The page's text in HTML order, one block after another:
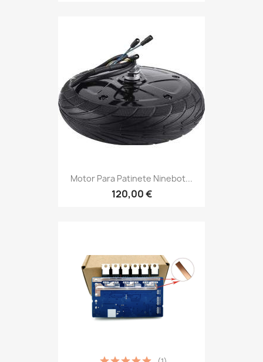
Motor Para Patinete Ninebot...
120,00 €